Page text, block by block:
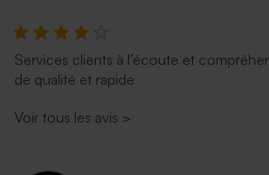
Services clients à l’écoute et
de qualité et rapide
Voir tous les avis >